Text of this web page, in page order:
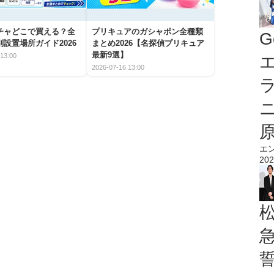
ャどこで買える？全
設置場所ガイド2026
プリキュアのガシャポン全種類
まとめ2026【名探偵プリキュア
最新9選】
2026-07-16 13:00
エ